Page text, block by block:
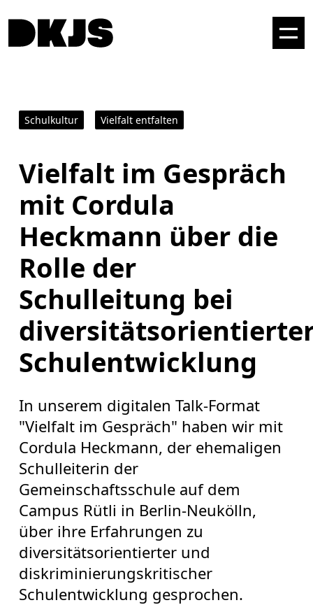
Schulkultur Vielfalt entfalten
Vielfalt im Gespräch
mit Cordula
Heckmann über die
Rolle der
Schulleitung bei
Schulentwicklung
In unserem digitalen Talk-Format
"Vielfalt im Gespräch" haben wir mit
Cordula Heckmann, der ehemaligen
Schulleiterin der
Gemeinschaftsschule auf dem
Campus Rütli in Berlin-Neukölln,
über ihre Erfahrungen zu
diversitätsorientierter und
diskriminierungskritischer
Schulentwicklung gesprochen.